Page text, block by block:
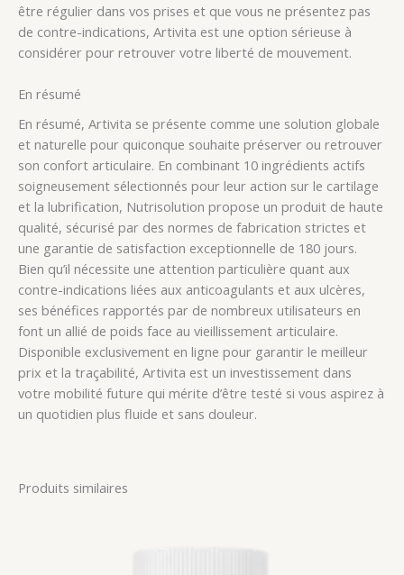
être régulier dans vos prises et que vous ne présentez pas
de contre-indications, Artivita est une option sérieuse à
considérer pour retrouver votre liberté de mouvement.
En résumé
En résumé, Artivita se présente comme une solution globale
et naturelle pour quiconque souhaite préserver ou retrouver
son confort articulaire. En combinant 10 ingrédients actifs
soigneusement sélectionnés pour leur action sur le cartilage
et la lubrification, Nutrisolution propose un produit de haute
qualité, sécurisé par des normes de fabrication strictes et
une garantie de satisfaction exceptionnelle de 180 jours.
Bien qu’il nécessite une attention particulière quant aux
contre-indications liées aux anticoagulants et aux ulcères,
ses bénéfices rapportés par de nombreux utilisateurs en
font un allié de poids face au vieillissement articulaire.
Disponible exclusivement en ligne pour garantir le meilleur
prix et la traçabilité, Artivita est un investissement dans
votre mobilité future qui mérite d’être testé si vous aspirez à
un quotidien plus fluide et sans douleur.
Produits similaires